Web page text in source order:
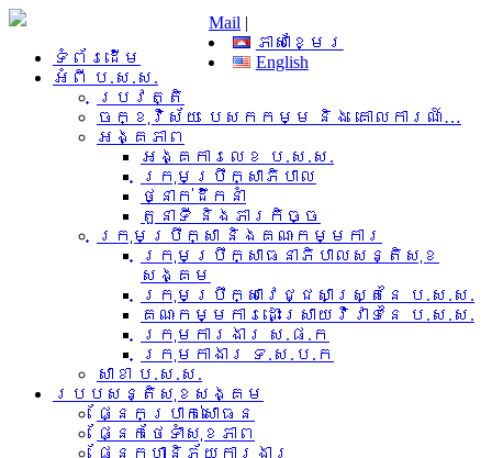
Mail |
ភាសាខ្មែរ
English
ទំព័រដើម
អំពី​ ប.ស.ស.
ប្រវត្តិ
ចក្ខុវិស័យ បេសកកម្ម និង គោលការណ៍…
អង្គភាព
អង្គការលេខ ប.ស.ស.
ក្រុមប្រឹក្សាភិបាល
ថ្នាក់ដឹកនាំ
តួនាទី និងភារកិច្ច
ក្រុមប្រឹក្សា និងគណៈកម្មការ
ក្រុមប្រឹក្សាធនាភិបាលសន្តិសុខ
សង្គម
ក្រុមប្រឹក្សាវេជ្ជសាស្រ្តនៃ ប.ស.ស.
គណៈកម្មការដោះស្រាយវិវាទនៃ ប.ស.ស.
ក្រុមការងារ​ ស.ផ.ក
ក្រុមកាងារ ទ.ស.ប.ក
សាខា ប.ស.ស.
របបសន្តិសុខសង្គម
ផ្នែកប្រាក់សោធន
ផ្នែកថែទាំសុខភាព
ផ្នែកហានិភ័យការងារ